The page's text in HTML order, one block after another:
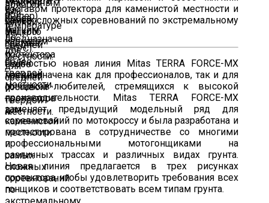
составом протектора для каменистой местности и
самых сложных соревнований по экстремальному
эндуро.
Полностью новая линия Mitas TERRA FORCE-MX
предназначена как для профессионалов, так и для
гонщиков-любителей, стремящихся к высокой
производительности. Mitas TERRA FORCE-MX
заменяет предыдущий модельный ряд для
соревнований по мотокроссу и была разработана и
протестирована в сотрудничестве со многими
профессиональными мотогонщиками на
различных трассах и различных видах грунта.
Новая линия предлагается в трех рисунках
протектора, чтобы удовлетворить требования всех
гонщиков и соответствовать всем типам грунта.